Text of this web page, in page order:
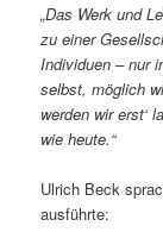
„Das Werk und
zu einer
Individuen – nur
selbst, möglich
werden wir erst‘
wie heute.“
Ulrich Beck
ausführte: